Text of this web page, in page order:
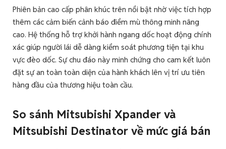
Phiên bản cao cấp phân khúc trên nổi bật nhờ việc tích hợp
thêm các cảm biến cảnh báo điểm mù thông minh nâng
cao. Hệ thống hỗ trợ khởi hành ngang dốc hoạt động chính
xác giúp người lái dễ dàng kiểm soát phương tiện tại khu
vực đèo dốc. Sự chu đáo này minh chứng cho cam kết luôn
đặt sự an toàn toàn diện của hành khách lên vị trí ưu tiên
hàng đầu của thương hiệu toàn cầu.
So sánh Mitsubishi Xpander và
Mitsubishi Destinator về mức giá bán